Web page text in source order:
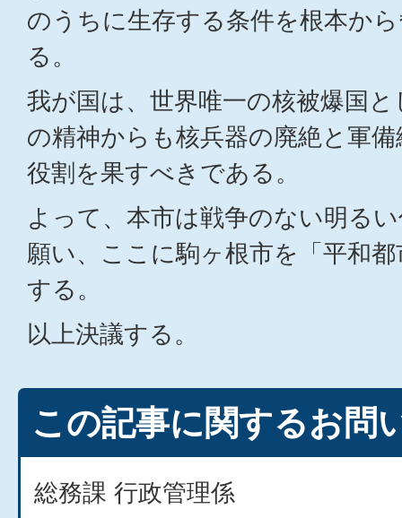
のうちに生存する条件を根本か
る。
我が国は、世界唯一の核被爆国
の精神からも核兵器の廃絶と軍
役割を果すべきである。
よって、本市は戦争のない明る
願い、ここに駒ヶ根市を「平和
する。
以上決議する。
この記事に関するお問
総務課 行政管理係